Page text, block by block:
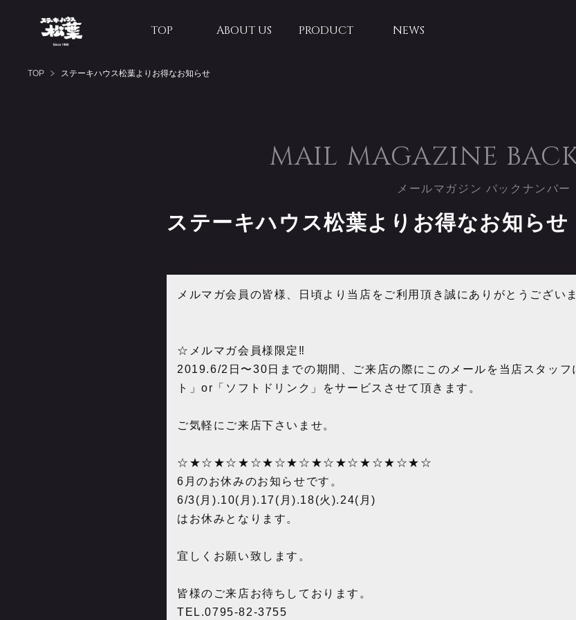
TOP ABOUT US PRODUCT NEWS
TOP ステーキハウス松葉よりお得なお知らせ
MAIL MAGAZINE
メールマガジン バックナンバー
ステーキハウス松葉よりお得なお知らせ
メルマガ会員の皆様、日頃より当店をご利用頂き誠にありがとうございま
☆メルマガ会員様限定‼︎
2019.6/2日〜30日までの期間、ご来店の際にこのメールを当店スタッ
ト」or「ソフトドリンク」をサービスさせて頂きます。
ご気軽にご来店下さいませ。
☆★☆★☆★☆★☆★☆★☆★☆★☆★☆★☆
6月のお休みのお知らせです。
6/3(月).10(月).17(月).18(火).24(月)
はお休みとなります。
宜しくお願い致します。
皆様のご来店お待ちしております。
TEL.‪0795-82-3755‬